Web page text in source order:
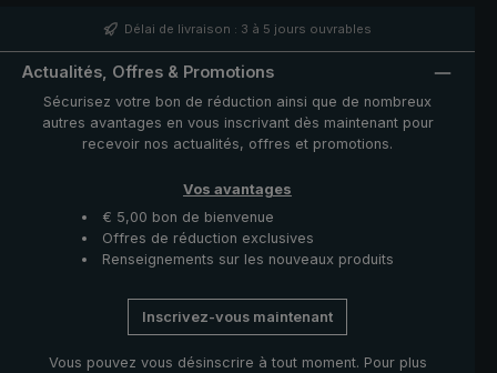
particulièrement agréable et velouté. Bande de
fonctionnelles telles que le coulant et la noix en acier
à glissière fournie protège la toile après séchage et
complète ce modèle exclusif.
Délai de livraison : 3 à 5 jours ouvrables
Actualités, Offres & Promotions
Sécurisez votre bon de réduction ainsi que de nombreux
autres avantages en vous inscrivant dès maintenant pour
recevoir nos actualités, offres et promotions.
Vos avantages
€ 5,00 bon de bienvenue
Offres de réduction exclusives
Renseignements sur les nouveaux produits
Inscrivez-vous maintenant
Vous pouvez vous désinscrire à tout moment. Pour plus